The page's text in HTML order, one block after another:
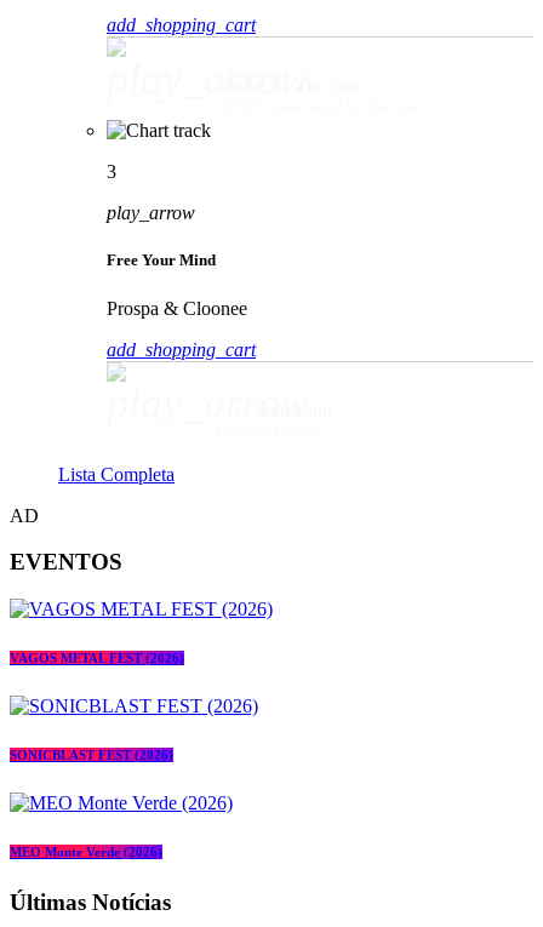
add_shopping_cart
3
play_arrow
Free Your Mind
Prospa & Cloonee
add_shopping_cart
Lista Completa
AD
EVENTOS
VAGOS METAL FEST (2026)
SONICBLAST FEST (2026)
MEO Monte Verde (2026)
Últimas Notícias